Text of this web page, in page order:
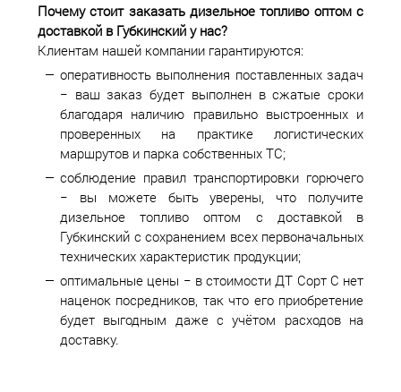
Почему стоит заказать дизельное топливо оптом с
доставкой в Губкинский у нас?
Клиентам нашей компании гарантируются:
оперативность выполнения поставленных задач
− ваш заказ будет выполнен в сжатые сроки
благодаря наличию правильно выстроенных и
проверенных на практике логистических
маршрутов и парка собственных ТС;
соблюдение правил транспортировки горючего
− вы можете быть уверены, что получите
дизельное топливо оптом с доставкой в
Губкинский с сохранением всех первоначальных
технических характеристик продукции;
оптимальные цены − в стоимости ДТ Сорт С нет
наценок посредников, так что его приобретение
будет выгодным даже с учётом расходов на
доставку.